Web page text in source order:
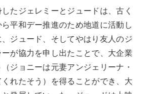
たジェレミーとジュードは、古く
平和デー推進のため地道に活動し
ジュード、そしてやはり友人のジ
ーが協力を申し出たことで、大企業
ジョニーは元妻アンジェリーナ・
れたそう）を得ることができ、大